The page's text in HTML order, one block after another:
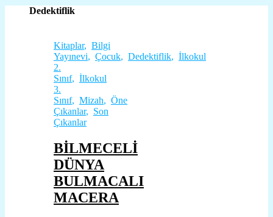
Dedektiflik
Kitaplar, Bilgi
Yayınevi, Çocuk, Dedektiflik, İlkokul
2.
Sınıf, İlkokul
3.
Sınıf, Mizah, Öne
Çıkanlar, Son
Çıkanlar
BİLMECELİ
DÜNYA
BULMACALI
MACERA